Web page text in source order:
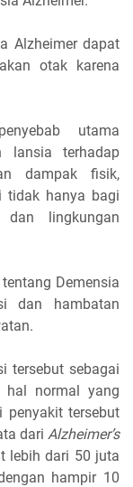
Alzheimer dapat
otak karena
utama
lansia terhadap
dampak fisik,
tidak hanya bagi
lingkungan
Demensia
dan hambatan
tersebut sebagai
hal normal yang
penyakit tersebut
dari Alzheimer’s
lebih dari 50 juta
hampir 10